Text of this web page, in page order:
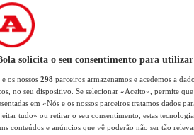
solicita o seu consentimento para utilizar
e os nossos 298 parceiros armazenamos e acedemos a
no seu dispositivo. Se selecionar «Aceito», permite
em «Nós e os nossos parceiros tratamos dados
tudo» ou retirar o seu consentimento, estas
conteúdos e anúncios que vê poderão não ser tão